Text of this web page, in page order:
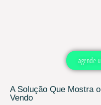
agende
A Solução Que Mostra
Vendo